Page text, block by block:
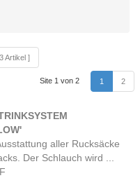
Dropdown
Artikel ]
Site 1 von 2 1 2
aller Rucksäcke
Der Schlauch wird ...